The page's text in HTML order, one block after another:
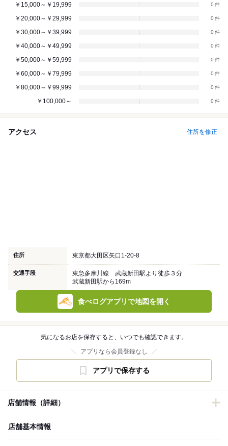
￥15,000～￥19,999 0
￥20,000～￥29,999 0
￥30,000～￥39,999 0
￥40,000～￥49,999 0
￥50,000～￥59,999 0
￥60,000～￥79,999 0
￥80,000～￥99,999 0
￥100,000～ 0
アクセス 住所を修正
住所 東京都大田区矢口1-20-8
交通手段
東急多摩川線 武蔵新田駅より徒歩３分
武蔵新田駅から169m
食べログアプリで地図を開く
気になるお店を保存すると、いつでも確認できます。
アプリなら会員登録なし
アプリで保存する
店舗情報（詳細）
店舗基本情報